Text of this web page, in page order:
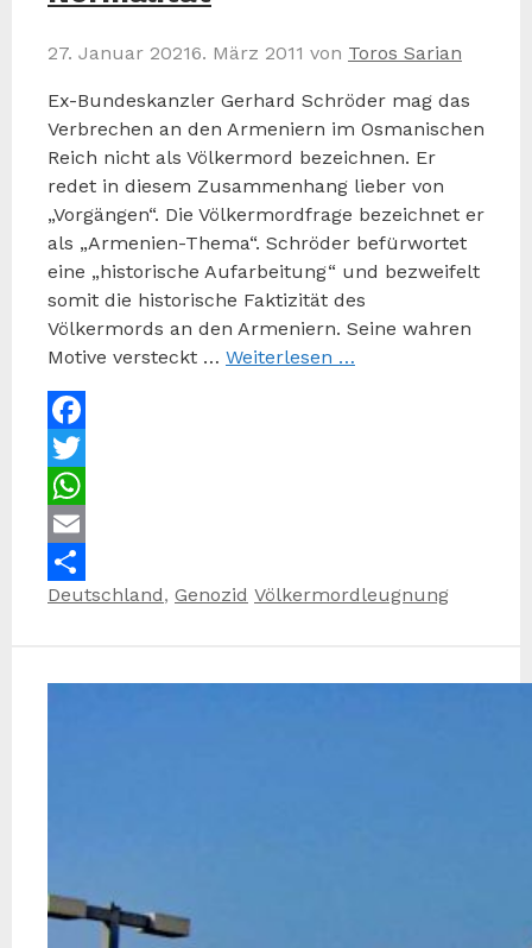
27. Januar 20216. März 2011 von Toros Sarian
Ex-Bundeskanzler Gerhard Schröder mag das
Verbrechen an den Armeniern im Osmanischen
Reich nicht als Völkermord bezeichnen. Er
redet in diesem Zusammenhang lieber von
„Vorgängen“. Die Völkermordfrage bezeichnet er
als „Armenien-Thema“. Schröder befürwortet
eine „historische Aufarbeitung“ und bezweifelt
somit die historische Faktizität des
Völkermords an den Armeniern. Seine wahren
Motive versteckt … Weiterlesen …
Facebook
Twitter
WhatsApp
Email
Teilen
Kategorien
Deutschland, Genozid Schlagwörter
Völkermordleugnung